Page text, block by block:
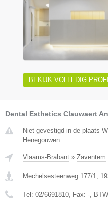
BEKIJK VOLLEDIG
Dental Esthetics Clauwaert
Niet gevestigd in de plaats
Henegouwen.
Vlaams-Brabant » Zaventem
Mechelsesteenweg 177/1
Tel: 02/6691810 , Fax: - ,